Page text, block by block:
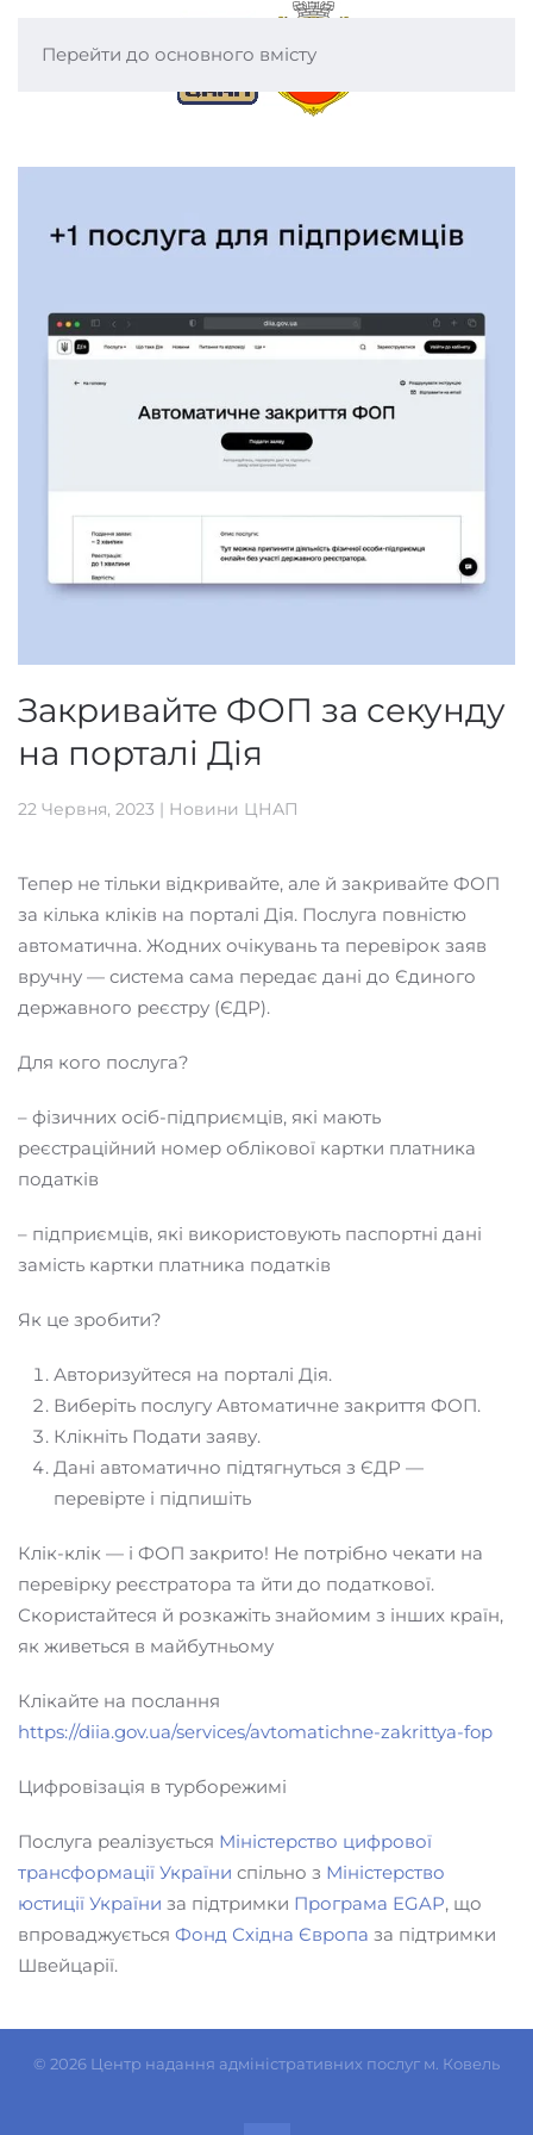
Перейти до основного вмісту
Закривайте ФОП за секунду
на порталі Дія
22 Червня, 2023 | Новини ЦНАП
Тепер не тільки відкривайте, але й закривайте ФОП
за кілька кліків на порталі Дія. Послуга повністю
автоматична. Жодних очікувань та перевірок заяв
вручну — система сама передає дані до Єдиного
державного реєстру (ЄДР).
Для кого послуга?
– фізичних осіб-підприємців, які мають
реєстраційний номер облікової картки платника
податків
– підприємців, які використовують паспортні дані
замість картки платника податків
Як це зробити?
Авторизуйтеся на порталі Дія.
Виберіть послугу Автоматичне закриття ФОП.
Клікніть Подати заяву.
Дані автоматично підтягнуться з ЄДР —
перевірте і підпишіть
Клік-клік — і ФОП закрито! Не потрібно чекати на
перевірку реєстратора та йти до податкової.
Скористайтеся й розкажіть знайомим з інших країн,
як живеться в майбутньому
Клікайте на послання
https://diia.gov.ua/services/avtomatichne-zakrittya-fop
Цифровізація в турборежимі
Послуга реалізується Міністерство цифрової
трансформації України спільно з Міністерство
юстиції України за підтримки Програма EGAP, що
впроваджується Фонд Східна Європа за підтримки
Швейцарії.
© 2026 Центр надання адміністративних послуг м. Ковель